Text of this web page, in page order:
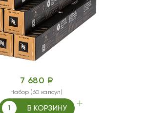
7 680 ₽
Набор (60 капсул)
В КОРЗИНУ